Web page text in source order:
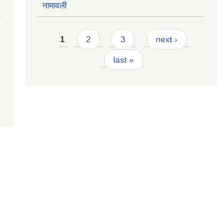
नामावली
Pages
1 2 3 next ›
last »